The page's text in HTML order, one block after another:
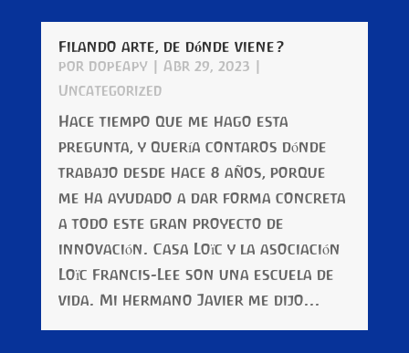
Filando arte, de dónde viene?
por dopeapy| Abr 29, 2023 |
Uncategorized
Hace tiempo que me hago esta
pregunta, y quería contaros dónde
trabajo desde hace 8 años, porque
me ha ayudado a dar forma concreta
a todo este gran proyecto de
innovación. Casa Loïc y la asociación
Loïc Francis-Lee son una escuela de
vida. Mi hermano Javier me dijo...